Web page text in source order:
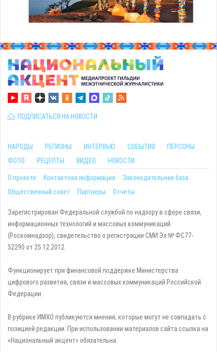
ПОДПИСАТЬСЯ НА НОВОСТИ
НАРОДЫ РЕГИОНЫ ИНТЕРВЬЮ СОБЫТИЯ
ПЕРСОНЫ
ФОТО
РЕЦЕПТЫ ВИДЕО НОВОСТИ
О проекте Контактная информация
Законодательная база
Общественный совет
Партнеры Отчеты
Зарегистрирован Федеральной службой по надзору в сфере связи,
информационных технологий и массовых коммуникаций
(Роскомнадзор), свидетельство о регистрации СМИ Эл № ФС77-
52290 от 25.12.2012.
Функционирует при финансовой поддержке Министерства
цифрового развития, связи и массовых коммуникаций Российской
Федерации.
В рубрике ИМХО публикуются мнения, которые могут не совпадать с
позицией редакции. При использовании материалов сайта ссылка на
«Национальный акцент» обязательна.